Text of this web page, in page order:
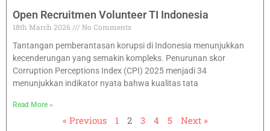
Open Recruitmen Volunteer TI Indonesia
18th March 2026
No Comments
Tantangan pemberantasan korupsi di Indonesia menunjukkan
kecenderungan yang semakin kompleks. Penurunan skor
Corruption Perceptions Index (CPI) 2025 menjadi 34
menunjukkan indikator nyata bahwa kualitas tata
Read More »
« Previous 1 2 3 4 5 Next »